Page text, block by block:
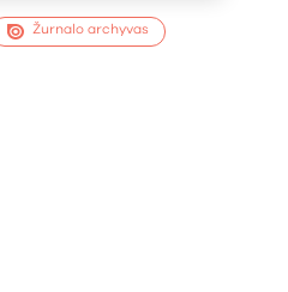
Žurnalo archyvas